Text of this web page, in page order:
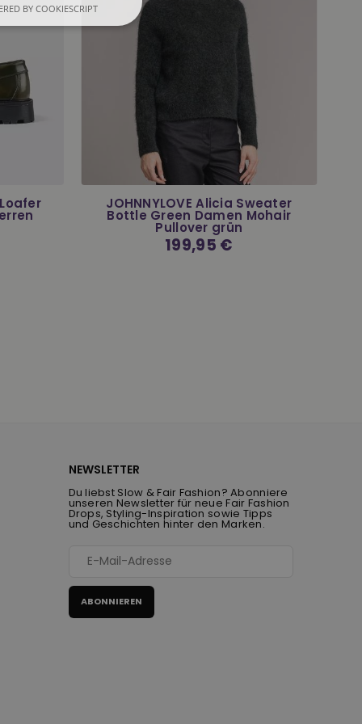
JOHNNYLOVE Alicia Sweater
Bottle Green Damen Mohair
Pullover grün
Normaler
Preis
199,95 €
NEWSLETTER
Du liebst Slow & Fair Fashion? Abonniere
unseren Newsletter für neue Fair Fashion
Drops, Styling-Inspiration sowie Tipps
und Geschichten hinter den Marken.
ABONNIEREN
BY COOKIESCRIPT